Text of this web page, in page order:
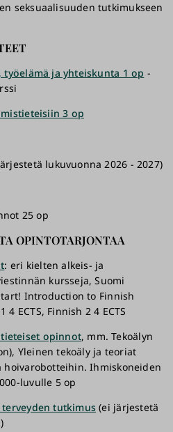
seksuaalisuuden tutkimukseen
ja yhteiskunta 1 op -
3 op
lukuvuonna 2026 - 2027)
25 op
OPINTOTARJONTAA
: eri kielten alkeis- ja
kursseja, Suomi
Introduction to Finnish
4 ECTS, Finnish 2 4 ECTS
opinnot, mm. Tekoälyn
Yleinen tekoäly ja teoriat
hoivarobotteihin. Ihmiskoneiden
luvulle 5 op
tutkimus (ei järjestetä